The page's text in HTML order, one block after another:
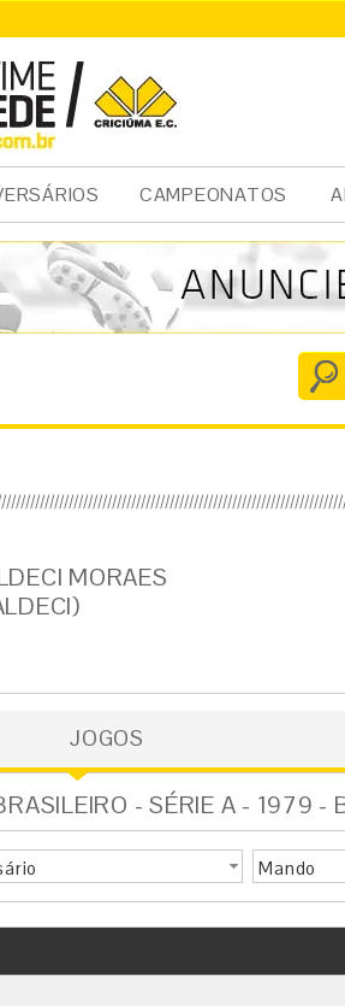
CAMPEONATOS
MORAES
JOGOS
- SÉRIE A - 1979 -
Mando